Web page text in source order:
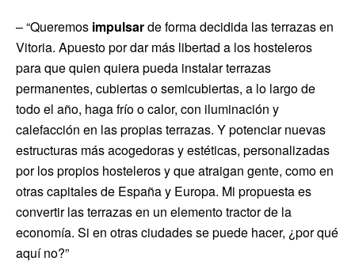
– “Queremos impulsarde forma decidida las terrazas en
Vitoria. Apuesto por dar más libertad a los hosteleros
para que quien quiera pueda instalar terrazas
permanentes, cubiertas o semicubiertas, a lo largo de
todo el año, haga frío o calor, con iluminación y
calefacción en las propias terrazas. Y potenciar nuevas
estructuras más acogedoras y estéticas, personalizadas
por los propios hosteleros y que atraigan gente, como en
otras capitales de España y Europa. Mi propuesta es
convertir las terrazas en un elemento tractor de la
economía. Si en otras ciudades se puede hacer, ¿por qué
aquí no?”